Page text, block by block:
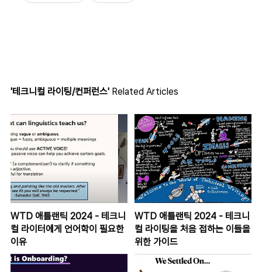
'테크니컬 라이팅/컨퍼런스' Related Articles
WTD 애틀랜틱 2024 - 테크니
컬 라이터에게 언어학이 필요한
이유
WTD 애틀랜틱 2024 - 테크니
컬 라이팅을 처음 접하는 이들을
위한 가이드